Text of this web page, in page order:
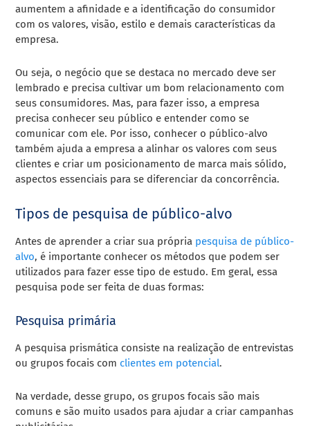
aumentem a afinidade e a identificação do consumidor
com os valores, visão, estilo e demais características da
empresa.
Ou seja, o negócio que se destaca no mercado deve ser
lembrado e precisa cultivar um bom relacionamento com
seus consumidores. Mas, para fazer isso, a empresa
precisa conhecer seu público e entender como se
comunicar com ele. Por isso, conhecer o público-alvo
também ajuda a empresa a alinhar os valores com seus
clientes e criar um posicionamento de marca mais sólido,
aspectos essenciais para se diferenciar da concorrência.
Tipos de pesquisa de público-alvo
Antes de aprender a criar sua própria pesquisa de público-
alvo, é importante conhecer os métodos que podem ser
utilizados para fazer esse tipo de estudo. Em geral, essa
pesquisa pode ser feita de duas formas:
Pesquisa primária
A pesquisa prismática consiste na realização de entrevistas
ou grupos focais com clientes em potencial.
Na verdade, desse grupo, os grupos focais são mais
comuns e são muito usados para ajudar a criar campanhas